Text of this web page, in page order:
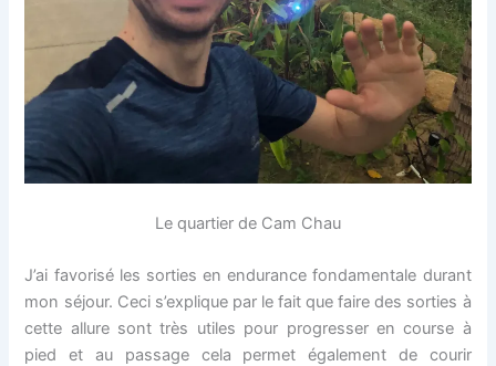
Le quartier de Cam Chau
J’ai favorisé les sorties en endurance fondamentale durant
mon séjour. Ceci s’explique par le fait que faire des sorties à
cette allure sont très utiles pour progresser en course à
pied et au passage cela permet également de courir